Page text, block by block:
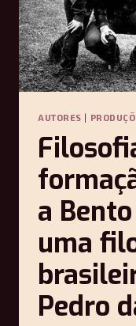
AUTORES |
a
uma
Pedro